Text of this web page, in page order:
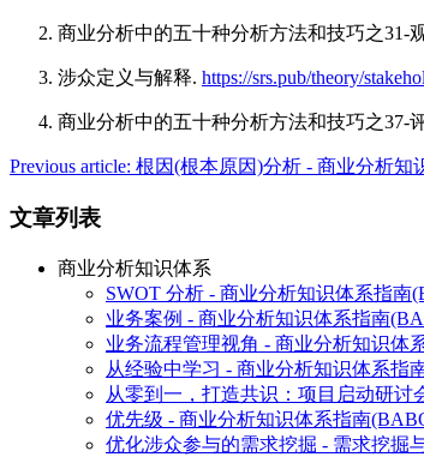
商业分析中的五十种分析方法和技巧之31-
涉众定义与解释. https://srs.pub/theory/
商业分析中的五十种分析方法和技巧之37-
Previous article: 根因(根本原因)分析 - 商业分析
文章列表
商业分析知识体系
SWOT 分析 - 商业分析知识体系指南
业务案例 - 商业分析知识体系指南
业务流程管理视角 - 商业分析知识体
从经验中学习 - 商业分析知识体系指
从零到一，打造共识：项目启动研
优先级 - 商业分析知识体系指南
优化涉众参与的需求挖掘 - 需求挖掘